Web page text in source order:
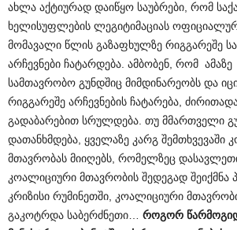
ახლა აქტიურად დაიწყო საუბრები, რომ
ხელისუფლების ლეგიტიმაციას
მომავალი წლის გაზაფხულზე რიგგარეშე
არჩევნები ჩატარდება. ამბობენ, რომ ამაზე
სამთავრობო გუნდშიც მიმდინარეობს და
რიგგარეშე არჩევნების ჩატარება,
გადაბარებით სრულდება. თუ მმართველი
დათანხმდება, ყველაზე კარგ შემთხვევაში
მთავრობას მიიღებს, რომელზეც
კოალიციური მთავრობის შედეგად შეიქმნა
კრიზისი რუმინეთში, კოალიციური
გაკოტრდა საბერძნეთი… როგორ